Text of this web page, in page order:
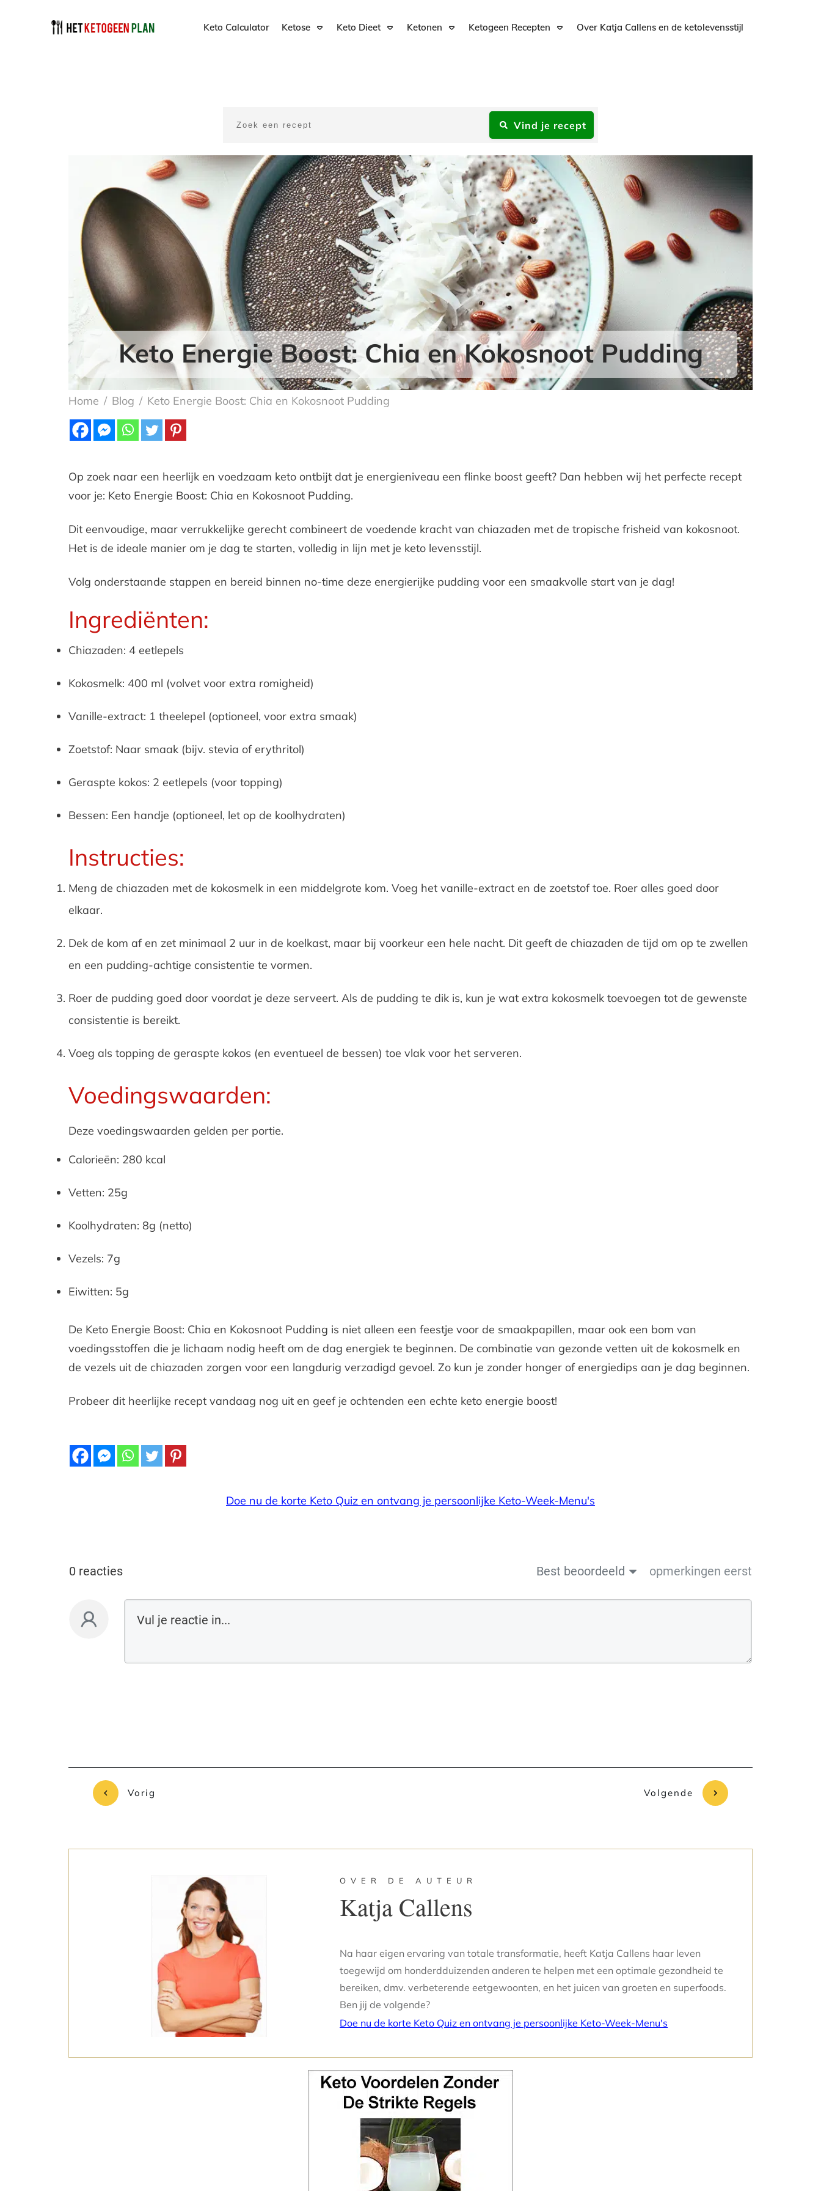
Keto Calculator Ketose Keto Dieet Ketonen Ketogeen Recepten Over Katja Callens en de ketolevensstijl
Vind je recept
Keto Energie Boost: Chia en Kokosnoot Pudding
Home / Blog / Keto Energie Boost: Chia en Kokosnoot Pudding
Op zoek naar een heerlijk en voedzaam keto ontbijt dat je energieniveau een flinke boost geeft? Dan hebben wij het perfecte recept
voor je: Keto Energie Boost: Chia en Kokosnoot Pudding.
Dit eenvoudige, maar verrukkelijke gerecht combineert de voedende kracht van chiazaden met de tropische frisheid van kokosnoot.
Het is de ideale manier om je dag te starten, volledig in lijn met je keto levensstijl.
Volg onderstaande stappen en bereid binnen no-time deze energierijke pudding voor een smaakvolle start van je dag!
Ingrediënten:
Chiazaden: 4 eetlepels
Kokosmelk: 400 ml (volvet voor extra romigheid)
Vanille-extract: 1 theelepel (optioneel, voor extra smaak)
Zoetstof: Naar smaak (bijv. stevia of erythritol)
Geraspte kokos: 2 eetlepels (voor topping)
Bessen: Een handje (optioneel, let op de koolhydraten)
Instructies:
Meng de chiazaden met de kokosmelk in een middelgrote kom. Voeg het vanille-extract en de zoetstof toe. Roer alles goed door
elkaar.
Dek de kom af en zet minimaal 2 uur in de koelkast, maar bij voorkeur een hele nacht. Dit geeft de chiazaden de tijd om op te zwellen
en een pudding-achtige consistentie te vormen.
Roer de pudding goed door voordat je deze serveert. Als de pudding te dik is, kun je wat extra kokosmelk toevoegen tot de gewenste
consistentie is bereikt.
Voeg als topping de geraspte kokos (en eventueel de bessen) toe vlak voor het serveren.
Voedingswaarden:
Deze voedingswaarden gelden per portie.
Calorieën: 280 kcal
Vetten: 25g
Koolhydraten: 8g (netto)
Vezels: 7g
Eiwitten: 5g
De Keto Energie Boost: Chia en Kokosnoot Pudding is niet alleen een feestje voor de smaakpapillen, maar ook een bom van
voedingsstoffen die je lichaam nodig heeft om de dag energiek te beginnen. De combinatie van gezonde vetten uit de kokosmelk en
de vezels uit de chiazaden zorgen voor een langdurig verzadigd gevoel. Zo kun je zonder honger of energiedips aan je dag beginnen.
Probeer dit heerlijke recept vandaag nog uit en geef je ochtenden een echte keto energie boost!
Doe nu de korte Keto Quiz en ontvang je persoonlijke Keto-Week-Menu's
0 reacties Best beoordeeld opmerkingen eerst
Vorig Volgende
OVER DE AUTEUR
Katja Callens
Na haar eigen ervaring van totale transformatie, heeft Katja Callens haar leven
toegewijd om honderdduizenden anderen te helpen met een optimale gezondheid te
bereiken, dmv. verbeterende eetgewoonten, en het juicen van groeten en superfoods.
Ben jij de volgende?
Doe nu de korte Keto Quiz en ontvang je persoonlijke Keto-Week-Menu's